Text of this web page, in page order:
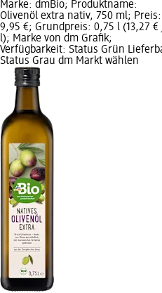
Marke: dmBio; Produktname:
Olivenöl extra nativ, 750 ml; Preis:
9,95 €; Grundpreis: 0,75 l (13,27 €
l); Marke von dm Grafik;
Verfügbarkeit: Status Grün
Status Grau dm Markt wählen